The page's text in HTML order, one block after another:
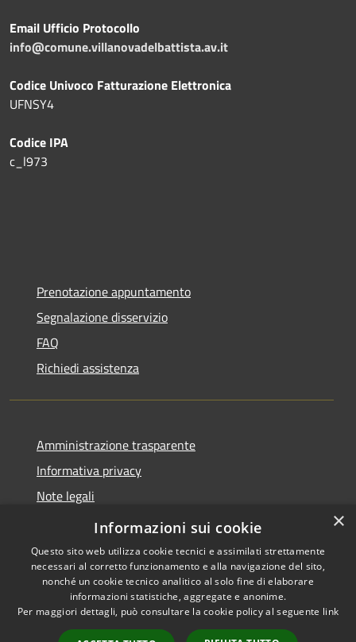
Email Ufficio Protocollo
info@comune.villanovadelbattista.av.it
Codice Univoco Fatturazione Elettronica
UFNSY4
Codice IPA
c_l973
Prenotazione appuntamento
Segnalazione disservizio
FAQ
Richiedi assistenza
Amministrazione trasparente
Informativa privacy
Note legali
Dichiarazione di accessibilità
Accessibilità
Copyright © 2026 • Comune di
Villanova del Battista •
×
Informazioni sui cookie
Questo sito web utilizza cookie tecnici e assimilati strettamente
necessari al corretto funzionamento e alla navigazione del sito,
nonché un cookie tecnico analitico al solo fine di elaborare
informazioni statistiche, aggregate e anonime.
Per maggiori dettagli, può consultare la cookie policy al seguente link